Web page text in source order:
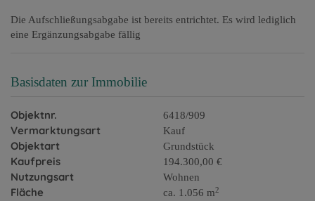
Die Aufschließungsabgabe ist bereits entrichtet. Es wird lediglich
eine Ergänzungsabgabe fällig
Basisdaten zur Immobilie
Objektnr. 6418/909
Vermarktungsart Kauf
Objektart Grundstück
Kaufpreis 194.300,00 €
Nutzungsart Wohnen
Fläche ca. 1.056 m2